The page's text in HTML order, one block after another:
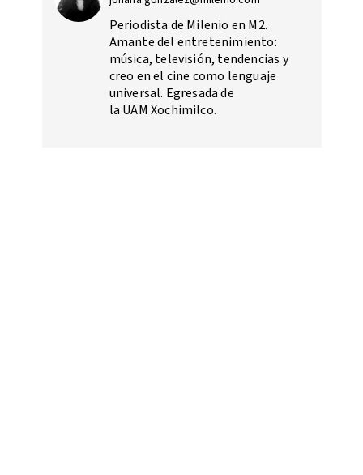
Periodista de Milenio en M2.
Amante del entretenimiento:
música, televisión, tendencias y
creo en el cine como lenguaje
universal. Egresada de
la UAM Xochimilco.